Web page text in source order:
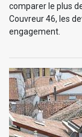
comparer le plus
Couvreur 46, les
engagement.